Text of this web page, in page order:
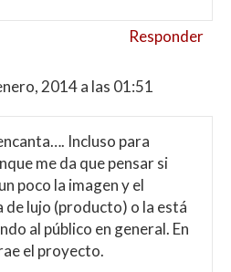
Responder
2014 a las 01:51
Incluso para
me da que pensar si
poco la imagen y el
lujo (producto) o la está
al público en general. En
el proyecto.